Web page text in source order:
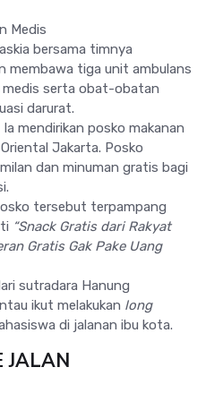
Medis
bersama timnya
membawa tiga unit ambulans
serta obat-obatan
darurat.
Ia mendirikan posko makanan
Jakarta. Posko
dan minuman gratis bagi
tersebut terpampang
“Snack Gratis dari Rakyat
Gratis Gak Pake Uang
sutradara Hanung
ikut melakukan long
di jalanan ibu kota.
JALAN